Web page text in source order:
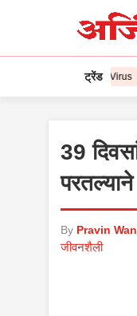
ट्रेंड
Corona Virus
39
By Pravin
जीवनशैली